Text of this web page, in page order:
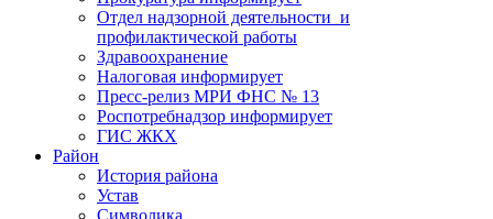
Отдел надзорной деятельности и
профилактической работы
Здравоохранение
Налоговая информирует
Пресс-релиз МРИ ФНС № 13
Роспотребнадзор информирует
ГИС ЖКХ
Район
История района
Устав
Символика